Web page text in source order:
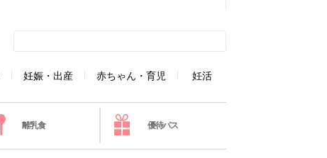
妊娠・出産 赤ちゃん・育児 妊活
離乳食 優待パス